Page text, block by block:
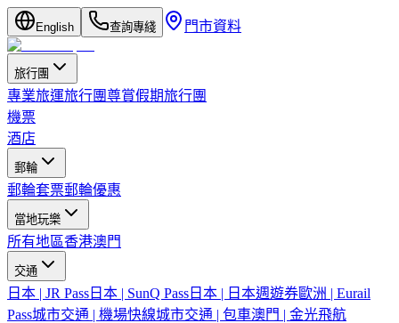
English 查詢專綫 門市資料
旅行團
專業旅運旅行團尊賞假期旅行團
機票
酒店
郵輪
郵輪套票郵輪優惠
當地玩樂
所有地區香港澳門
交通
日本 | JR Pass 日本 | SunQ Pass 日本 | 日本週遊券歐洲 | Eurail
Pass城市交通 | 機場快線城市交通 | 包車澳門 | 金光飛航